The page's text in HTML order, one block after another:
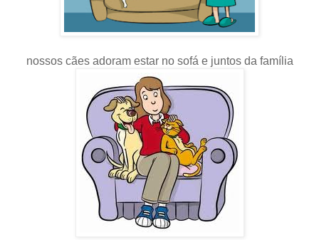
nossos cães adoram estar no sofá e juntos da família